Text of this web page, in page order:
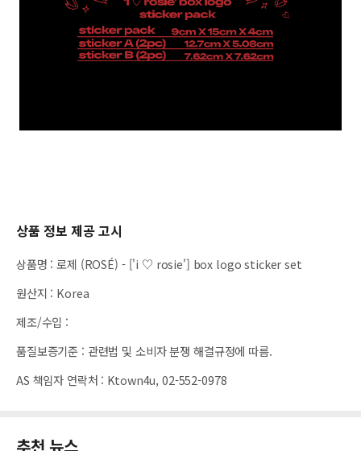
상품 정보 제공 고시
상품명 :로제 (ROSÉ) - ['i ♡ rosie'] box logo sticker set
원산지 : Korea
제조/수입 :
품질보증기준 : 관련법 및 소비자 분쟁 해결규정에 따름.
AS 책임자 연락처 : Ktown4u, 02-552-0978
추천 뉴스